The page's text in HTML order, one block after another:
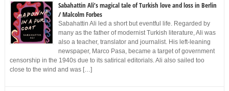
Sabahattin Ali’s magical tale of Turkish love and loss in Berlin
/ Malcolm Forbes
Sabahattin Ali led a short but eventful life. Regarded by
many as the father of modernist Turkish literature, Ali was
also a teacher, translator and journalist. His left-leaning
newspaper, Marco Pasa, became a target of government
censorship in the 1940s due to its satirical editorials. Ali also sailed too
close to the wind and was […]